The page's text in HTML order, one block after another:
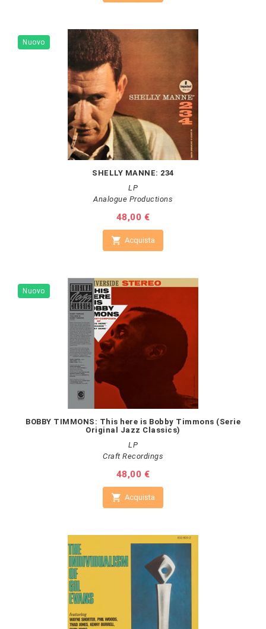
Nuovo
SHELLY MANNE: 234
LP
Analogue Productions
Prezzo
48,00 €
 Acquista
Nuovo
BOBBY TIMMONS: This here is Bobby Timmons (Serie
Original Jazz Classics)
LP
Craft Recordings
Prezzo
48,00 €
 Acquista